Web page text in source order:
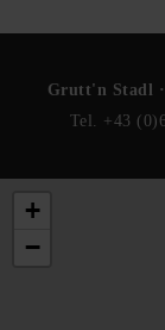
Grutt'n Stadl ·
Tel. +43
+
−